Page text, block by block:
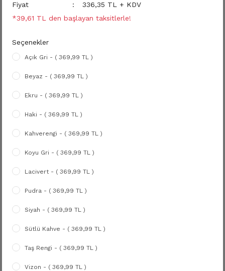
Fiyat
336,35 TL + KDV
*39,61 TL den başlayan taksitlerle!
Seçenekler
Açık Gri - ( 369,99 TL )
Beyaz - ( 369,99 TL )
Ekru - ( 369,99 TL )
Haki - ( 369,99 TL )
Kahverengi - ( 369,99 TL )
Koyu Gri - ( 369,99 TL )
Lacivert - ( 369,99 TL )
Pudra - ( 369,99 TL )
Siyah - ( 369,99 TL )
Sütlü Kahve - ( 369,99 TL )
Taş Rengi - ( 369,99 TL )
Vizon - ( 369,99 TL )